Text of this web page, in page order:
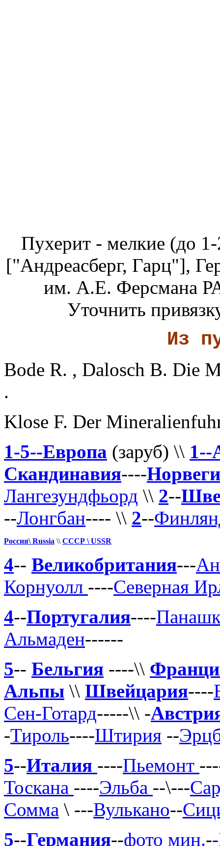
Пухерит - мелкие (до
["Андреасберг, Гарц"],
им. А.Е. Ферсмана
Уточнить
Из
Bode R. , Dalosch B. Die
.
Klose F. Der
1-5--Европа (заруб) \\ 1--
Скандинавия----
Лангезундфьорд \\ 2--
--Лонгбан---- \\ 2--
Россия\ Russia \\ СССР \ USSR
4-- Великобритания---
Корнуолл ----Северная
4--Португалия----
Альмаден------
5-- Бельгия ----\\
Альпы \\ Швейцария----
Сен-Готард-----\\ -
-Тироль----Штирия --
5--Италия ----Пьемонт
Тоскана ----Эльба --\---
Сомма \ ---Вулькано--
5--Германия--фото мин.-